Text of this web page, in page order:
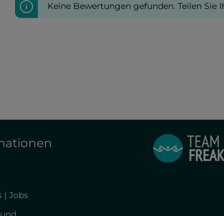
Keine Bewertungen gefunden. Teilen Sie
| Jobs